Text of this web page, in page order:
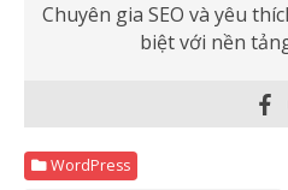
Chuyên gia SEO và yêu
biệt với nền
WordPress